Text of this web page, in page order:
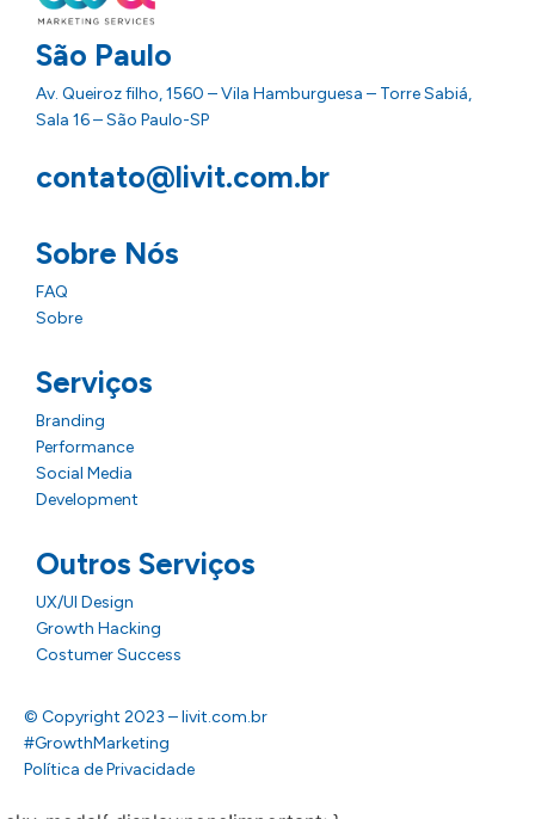
São Paulo
Av. Queiroz filho, 1560 – Vila Hamburguesa – Torre Sabiá,
Sala 16 – São Paulo-SP
contato@livit.com.br
Sobre Nós
FAQ
Sobre
Serviços
Branding
Performance
Social Media
Development
Outros Serviços
UX/UI Design
Growth Hacking
Costumer Success
© Copyright 2023 – livit.com.br
#GrowthMarketing
Política de Privacidade